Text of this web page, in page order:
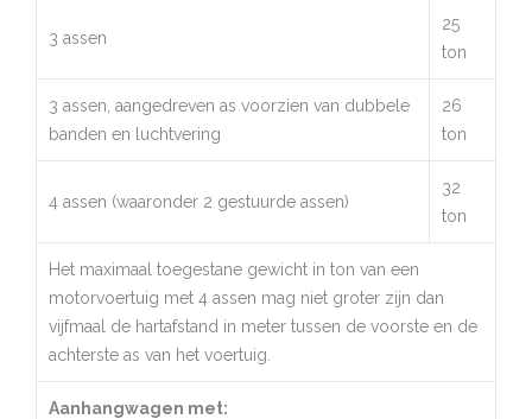
3 assen
25
ton
3 assen, aangedreven as voorzien van dubbele
banden en luchtvering
26
ton
4 assen (waaronder 2 gestuurde assen)
32
ton
Het maximaal toegestane gewicht in ton van een
motorvoertuig met 4 assen mag niet groter zijn dan
vijfmaal de hartafstand in meter tussen de voorste en de
achterste as van het voertuig.
Aanhangwagen met: